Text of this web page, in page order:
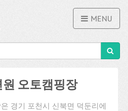
MENU
오토캠핑장
경기 포천시 신북면 덕둔리에